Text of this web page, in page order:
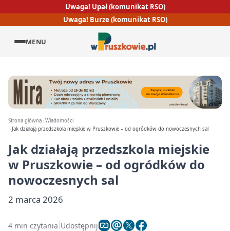
Uwaga! Upał (komunikat RSO)
Uwaga! Burze (komunikat RSO)
MENU
Strona główna Wiadomości
Jak działają przedszkola miejskie w Pruszkowie – od ogródków do nowoczesnych sal
Jak działają przedszkola miejskie
w Pruszkowie – od ogródków do
nowoczesnych sal
2 marca 2026
4 min czytania Udostępnij